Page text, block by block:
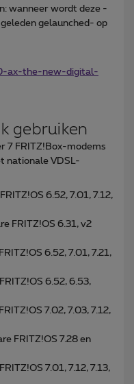
wanneer wordt deze -
gelaunched- op
ax-the-new-digital-
gebruiken
7 FRITZ!Box-modems
nationale VDSL-
6.52, 7.01, 7.12,
FRITZ!OS 6.31, v2
6.52, 7.01, 7.21,
6.52, 6.53,
7.02, 7.03, 7.12,
FRITZ!OS 7.28 en
7.01, 7.12, 7.13,